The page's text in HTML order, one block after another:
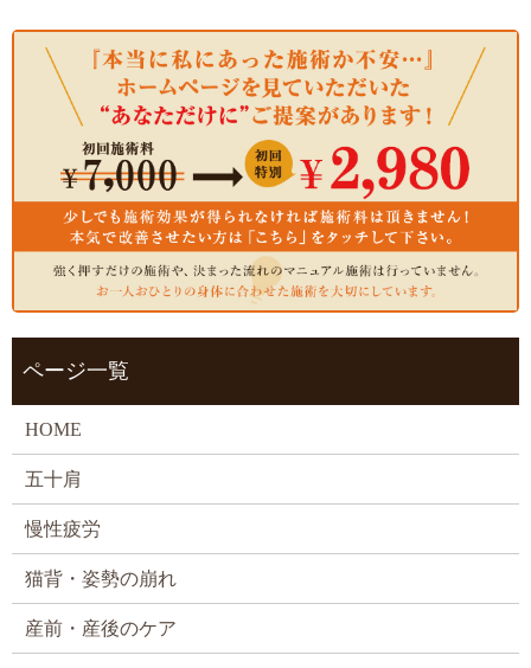
ページ一覧
HOME
五十肩
慢性疲労
猫背・姿勢の崩れ
産前・産後のケア